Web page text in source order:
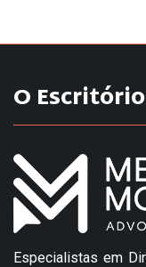
O Escritório
Especialistas em